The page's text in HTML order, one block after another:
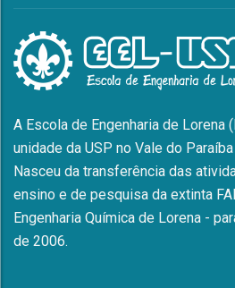
A Escola de Engenharia de Lorena
unidade da USP no Vale do
Nasceu da transferência das
ensino e de pesquisa da extinta
Engenharia Química de Lorena -
de 2006.